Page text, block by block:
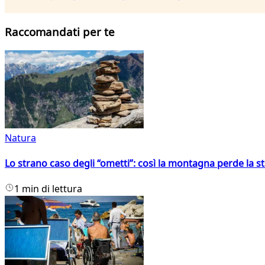
Raccomandati per te
Natura
Lo strano caso degli “ometti”: così la montagna perde la
1 min di lettura